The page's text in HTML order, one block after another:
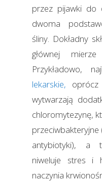
przez pijawki do
dwoma
śliny. Dokładny
głównej
Przykładowo,
lekarskie,
wytwarzają
chloromytezynę,
przeciwbakteryjne
antybiotyki), a
niweluje stres i
naczynia